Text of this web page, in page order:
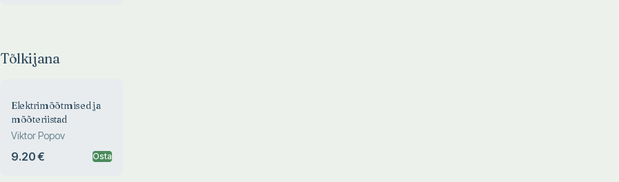
Tõlkijana
Elektrimõõtmised ja
mõõteriistad
Viktor Popov
9.20 € Osta